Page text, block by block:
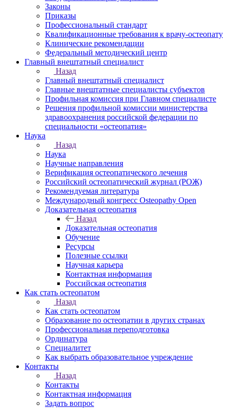
Законы
Приказы
Профессиональный стандарт
Квалификационные требования к врачу-остеопату
Клинические рекомендации
Федеральный методический центр
Главный внештатный специалист
Назад
Главный внештатный специалист
Главные внештатные специалисты субъектов
Профильная комиссия при Главном специалисте
Решения профильной комиссии министерства
здравоохранения российской федерации по
специальности «остеопатия»
Наука
Назад
Наука
Научные направления
Верификация остеопатического лечения
Российский остеопатический журнал (РОЖ)
Рекомендуемая литература
Международный конгресс Osteopathy Open
Доказательная остеопатия
Назад
Доказательная остеопатия
Обучение
Ресурсы
Полезные ссылки
Научная карьера
Контактная информация
Российская остеопатия
Как стать остеопатом
Назад
Как стать остеопатом
Образование по остеопатии в других странах
Профессиональная переподготовка
Ординатура
Специалитет
Как выбрать образовательное учреждение
Контакты
Назад
Контакты
Контактная информация
Задать вопрос